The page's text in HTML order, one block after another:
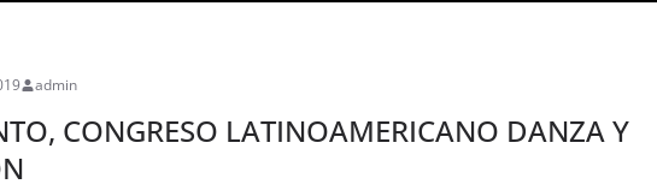
admin
CONGRESO LATINOAMERICANO DANZA Y